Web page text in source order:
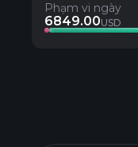
Phạm vi ngày
6849.00USD